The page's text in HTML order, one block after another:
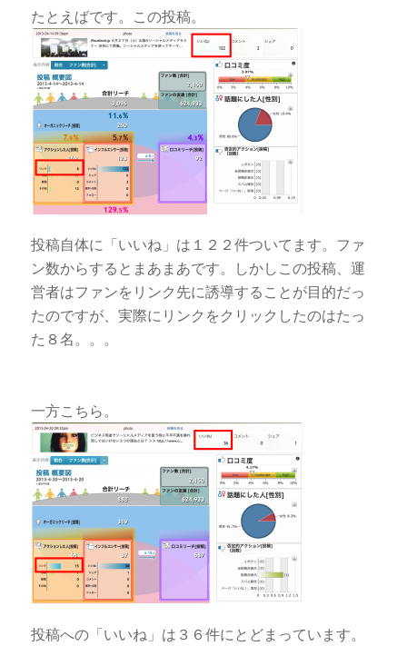
たとえばです。この投稿。
投稿自体に「いいね」は１２２件ついてます。ファ
ン数からするとまあまあです。しかしこの投稿、運
営者はファンをリンク先に誘導することが目的だっ
たのですが、実際にリンクをクリックしたのはたっ
た８名。。。
一方こちら。
投稿への「いいね」は３６件にとどまっています。